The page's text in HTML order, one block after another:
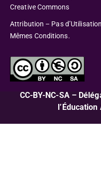
Creative Commons
Attribution – Pas
Mêmes Conditions.
CC-BY-NC-SA –